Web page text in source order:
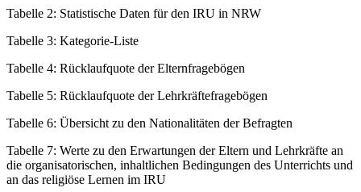
Tabelle 2: Statistische Daten für den IRU in NRW
Tabelle 3: Kategorie-Liste
Tabelle 4: Rücklaufquote der Elternfragebögen
Tabelle 5: Rücklaufquote der Lehrkräftefragebögen
Tabelle 6: Übersicht zu den Nationalitäten der Befragten
Tabelle 7: Werte zu den Erwartungen der Eltern und Lehrkräfte an
die organisatorischen, inhaltlichen Bedingungen des Unterrichts und
an das religiöse Lernen im IRU